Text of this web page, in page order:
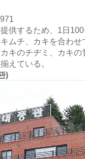
供するため、1日
ムチ、カキを合わ
キのチヂミ、カキ
えている。
)